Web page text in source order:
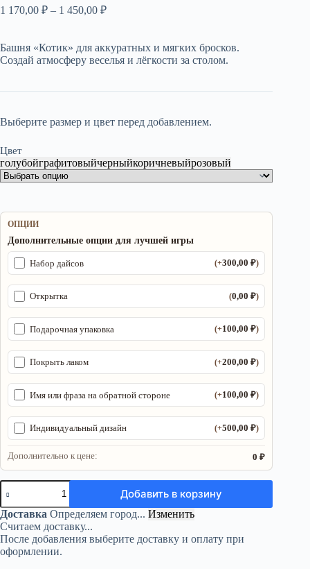
1 170,00 ₽ – 1 450,00 ₽Диапазон
170,00 ₽
–
Башня «Котик» для аккуратных и мягких бросков.
Создай атмосферу веселья и лёгкости за столом.
Выберите размер и цвет перед добавлением.
Цвет
голубойграфитовыйчерныйкоричневыйрозовый
ОПЦИИ
Дополнительные опции для лучшей игры
Набор дайсов (+300,00₽)
Открытка (0,00₽)
Подарочная упаковка (+100,00₽)
Покрыть лаком (+200,00₽)
Имя или фраза на обратной стороне (+100,00₽)
Индивидуальный дизайн (+500,00₽)
Дополнительно к цене: 0 ₽
Количество
товара
Dice
Tower
«Котик»
—
дерево
Добавить в корзину
Доставка Определяем город... Изменить
Считаем доставку...
После добавления выберите доставку и оплату при
оформлении.